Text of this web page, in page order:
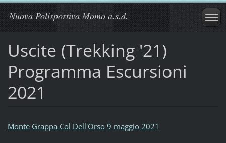
Nuova Polisportiva Momo a.s.d.
Uscite (Trekking '21)
Programma Escursioni
2021
Monte Grappa Col Dell'Orso 9 maggio 2021